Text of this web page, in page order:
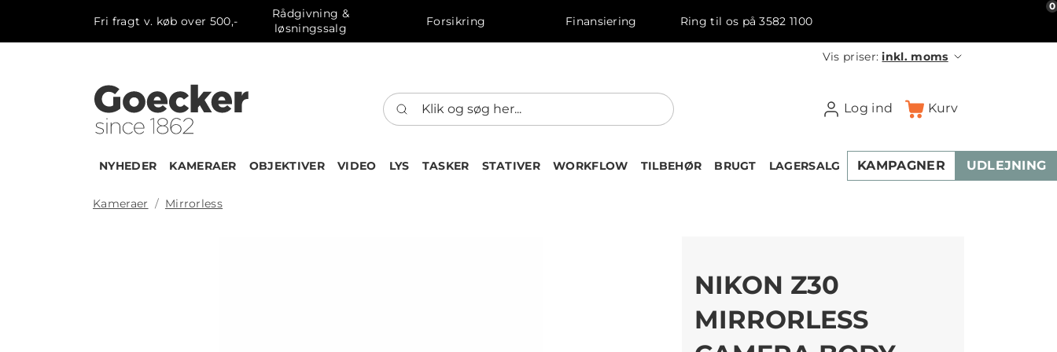
Fri fragt v. køb over 500,-
Rådgivning &
løsningssalg
Forsikring Finansiering Ring til os på 3582 1100
Vis priser:inkl. moms
Log ind Kurv
0
NYHEDER KAMERAER OBJEKTIVER VIDEO LYS TASKER STATIVER WORKFLOW TILBEHØR BRUGT LAGERSALG KAMPAGNER UDLEJNING
Kameraer Mirrorless
NIKON Z30
MIRRORLESS